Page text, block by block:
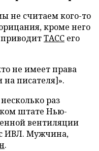
не считаем кого-то
кроме него
приводитТАСС его
не имеет права
писателя]».
раз
штате Нью-
вентиляции
ИВЛ. Мужчина,
.